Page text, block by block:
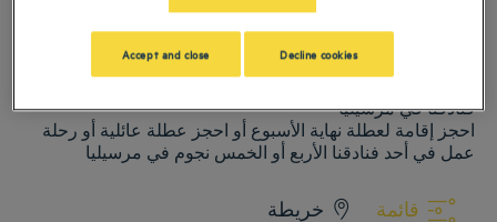
فنادق Golden Tulip ترحب بكم فيمرسيليا. نبذل قصارى جهدنا لجعل إقامتك
مريحة قدر الإمكان، بما في ذلك توفر مطاعم ومواقف سيارات وغرف
اجتماعات وغرف مريحة. ستضمن لك مجموعة خدماتنا الواسعة الاستمتاع
بوقت لطيف من الراحة والاستجمام.
فنادقنا في مرسيليا
احجز إقامة لعطلة نهاية الأسبوع أو احجز عطلة عائلية أو رحلة
عمل في أحد فنادقنا الأربع أو الخمس نجوم في مرسيليا
قائمة خريطة
Decline cookies
Accept and close